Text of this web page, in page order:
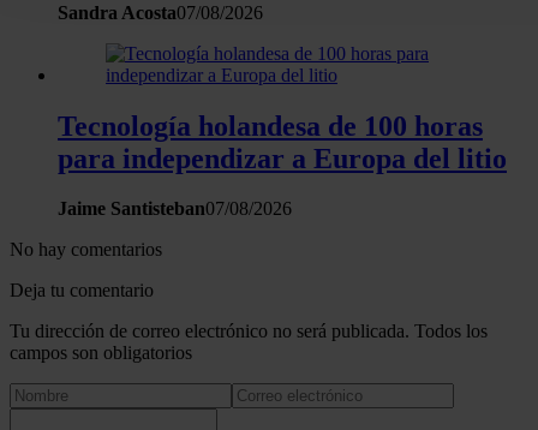
la Declaración de cookies.
Las cookies de este sitio web se usan para personalizar el
tráfico. Además, compartimos información sobre el uso que
sitio web con nuestros partners de redes sociales,
hecho de sus servicios.
Sandra Acosta07/08/2026
Tecnología holandesa de 100 horas
para independizar a Europa del litio
Jaime Santisteban07/08/2026
No hay comentarios
Deja tu comentario
Tu dirección de correo electrónico no será publicada. Todos los
campos son obligatorios